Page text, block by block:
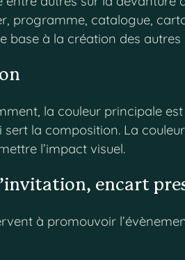
programme, catalogue,
base à la création des autres
la couleur principale
la composition. La
l’impact visuel.
encart
à promouvoir